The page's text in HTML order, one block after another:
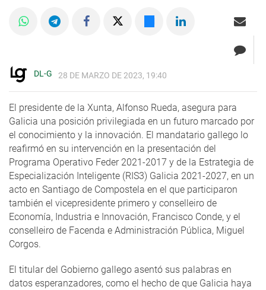
DL-G 28 DE MARZO DE 2023, 19:40
El presidente de la Xunta, Alfonso Rueda, asegura para
Galicia una posición privilegiada en un futuro marcado por
el conocimiento y la innovación. El mandatario gallego lo
reafirmó en su intervención en la presentación del
Programa Operativo Feder 2021-2017 y de la Estrategia de
Especialización Inteligente (RIS3) Galicia 2021-2027, en un
acto en Santiago de Compostela en el que participaron
también el vicepresidente primero y conselleiro de
Economía, Industria e Innovación, Francisco Conde, y el
conselleiro de Facenda e Administración Pública, Miguel
Corgos.
El titular del Gobierno gallego asentó sus palabras en
datos esperanzadores, como el hecho de que Galicia haya